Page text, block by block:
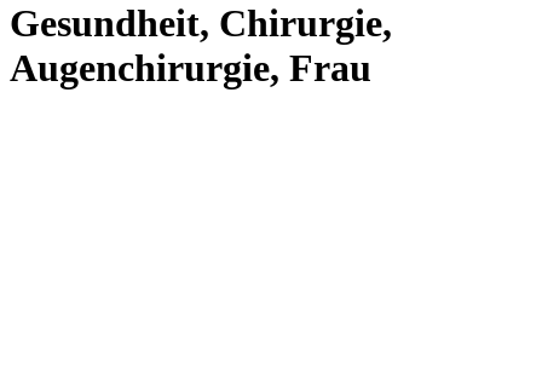
Gesundheit, Chirurgie,
Augenchirurgie, Frau